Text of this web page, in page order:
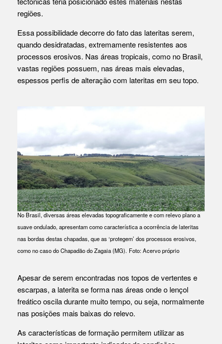
regiões.
Essa possibilidade decorre do fato das lateritas serem,
quando desidratadas, extremamente resistentes aos
processos erosivos. Nas áreas tropicais, como no Brasil,
vastas regiões possuem, nas áreas mais elevadas,
espessos perfis de alteração com lateritas em seu topo.
No Brasil, diversas áreas elevadas topograficamente e com relevo plano a
suave ondulado, apresentam como característica a ocorrência de lateritas
nas bordas destas chapadas, que as ‘protegem’ dos processos erosivos,
como no caso do Chapadão do Zagaia (MG). Foto: Acervo próprio
Apesar de serem encontradas nos topos de vertentes e
escarpas, a laterita se forma nas áreas onde o lençol
freático oscila durante muito tempo, ou seja, normalmente
nas posições mais baixas do relevo.
As características de formação permitem utilizar as